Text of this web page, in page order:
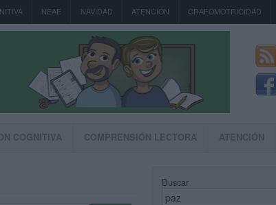
NEAE NAVIDAD ATENCIÓN GRAFOMOTRICIDAD
COGNITIVA COMPRENSIÓN LECTORA ATENCIÓN
Buscar